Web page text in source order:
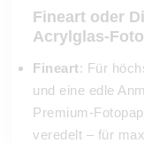
Fineart oder
Acrylglas-
Fineart: Für
und eine edle
Premium-
veredelt – für